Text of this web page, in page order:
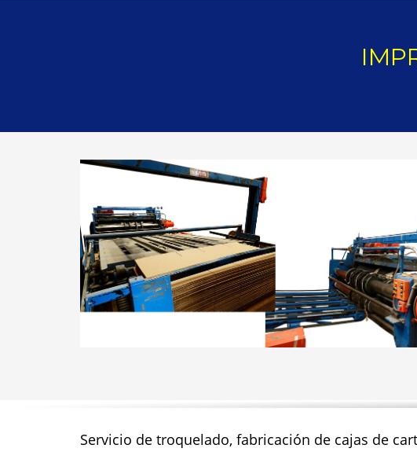
Servicio de troquelado, fabricación de cajas de